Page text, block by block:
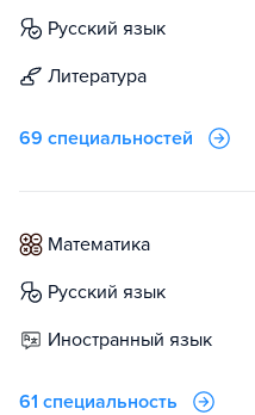
русский язык
литература
69 специальностей
математика
русский язык
иностранный язык
61 специальность